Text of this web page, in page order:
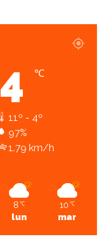
4 ℃
11º - 4º
97%
1.79 km/h
8 ℃
lun
10 ℃
mar